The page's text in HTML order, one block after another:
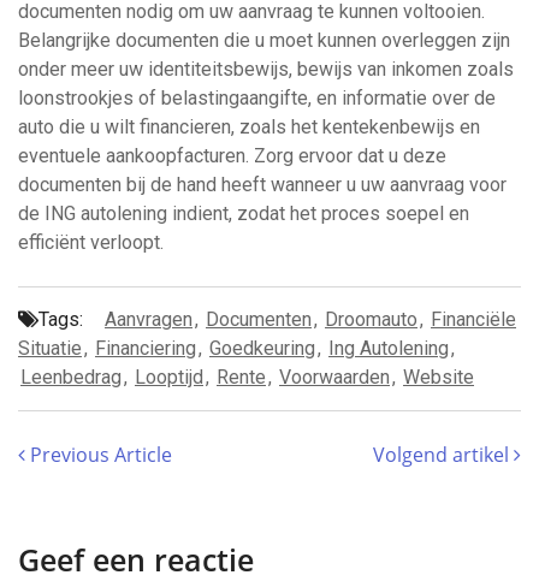
documenten nodig om uw aanvraag te kunnen voltooien.
Belangrijke documenten die u moet kunnen overleggen zijn
onder meer uw identiteitsbewijs, bewijs van inkomen zoals
loonstrookjes of belastingaangifte, en informatie over de
auto die u wilt financieren, zoals het kentekenbewijs en
eventuele aankoopfacturen. Zorg ervoor dat u deze
documenten bij de hand heeft wanneer u uw aanvraag voor
de ING autolening indient, zodat het proces soepel en
efficiënt verloopt.
Tags: Aanvragen, Documenten, Droomauto, Financiële
Situatie, Financiering, Goedkeuring, Ing Autolening,
Leenbedrag, Looptijd, Rente, Voorwaarden, Website
Previous Article Volgend artikel
Geef een reactie